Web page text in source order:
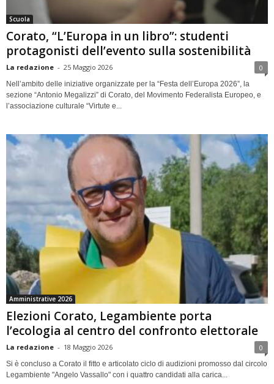
Scuola
Corato, “L’Europa in un libro”: studenti
protagonisti dell’evento sulla sostenibilità
La redazione - 25 Maggio 2026 0
Nell’ambito delle iniziative organizzate per la “Festa dell’Europa 2026”, la
sezione “Antonio Megalizzi” di Corato, del Movimento Federalista Europeo, e
l’associazione culturale “Virtute e...
Amministrative 2026
Elezioni Corato, Legambiente porta
l’ecologia al centro del confronto elettorale
La redazione - 18 Maggio 2026 0
Si è concluso a Corato il fitto e articolato ciclo di audizioni promosso dal circolo
Legambiente "Angelo Vassallo" con i quattro candidati alla carica...